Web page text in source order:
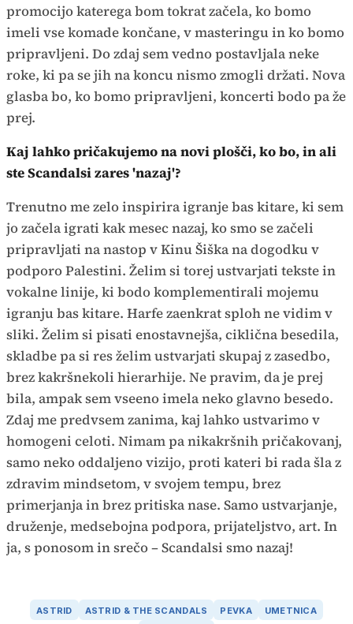
promocijo katerega bom tokrat začela, ko bomo
imeli vse komade končane, v masteringu in ko bomo
pripravljeni. Do zdaj sem vedno postavljala neke
roke, ki pa se jih na koncu nismo zmogli držati. Nova
glasba bo, ko bomo pripravljeni, koncerti bodo pa že
prej.
Kaj lahko pričakujemo na novi plošči, ko bo, in ali
ste Scandalsi zares 'nazaj'?
Trenutno me zelo inspirira igranje bas kitare, ki sem
jo začela igrati kak mesec nazaj, ko smo se začeli
pripravljati na nastop v Kinu Šiška na dogodku v
podporo Palestini. Želim si torej ustvarjati tekste in
vokalne linije, ki bodo komplementirali mojemu
igranju bas kitare. Harfe zaenkrat sploh ne vidim v
sliki. Želim si pisati enostavnejša, ciklična besedila,
skladbe pa si res želim ustvarjati skupaj z zasedbo,
brez kakršnekoli hierarhije. Ne pravim, da je prej
bila, ampak sem vseeno imela neko glavno besedo.
Zdaj me predvsem zanima, kaj lahko ustvarimo v
homogeni celoti. Nimam pa nikakršnih pričakovanj,
samo neko oddaljeno vizijo, proti kateri bi rada šla z
zdravim mindsetom, v svojem tempu, brez
primerjanja in brez pritiska nase. Samo ustvarjanje,
druženje, medsebojna podpora, prijateljstvo, art. In
ja, s ponosom in srečo – Scandalsi smo nazaj!
ASTRID ASTRID & THE SCANDALS PEVKA
UMETNICA